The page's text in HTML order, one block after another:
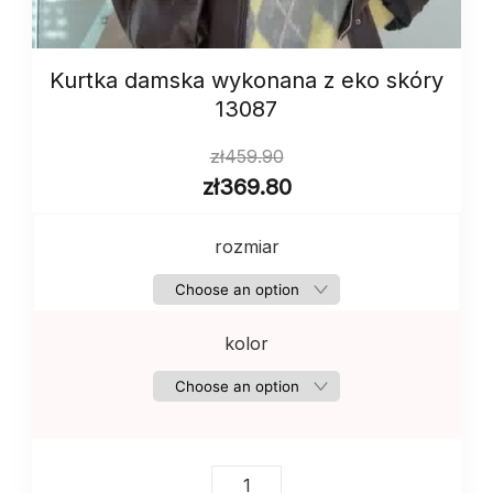
Kurtka damska wykonana z eko skóry
13087
zł459.90
zł369.80
rozmiar
kolor
Kurtka